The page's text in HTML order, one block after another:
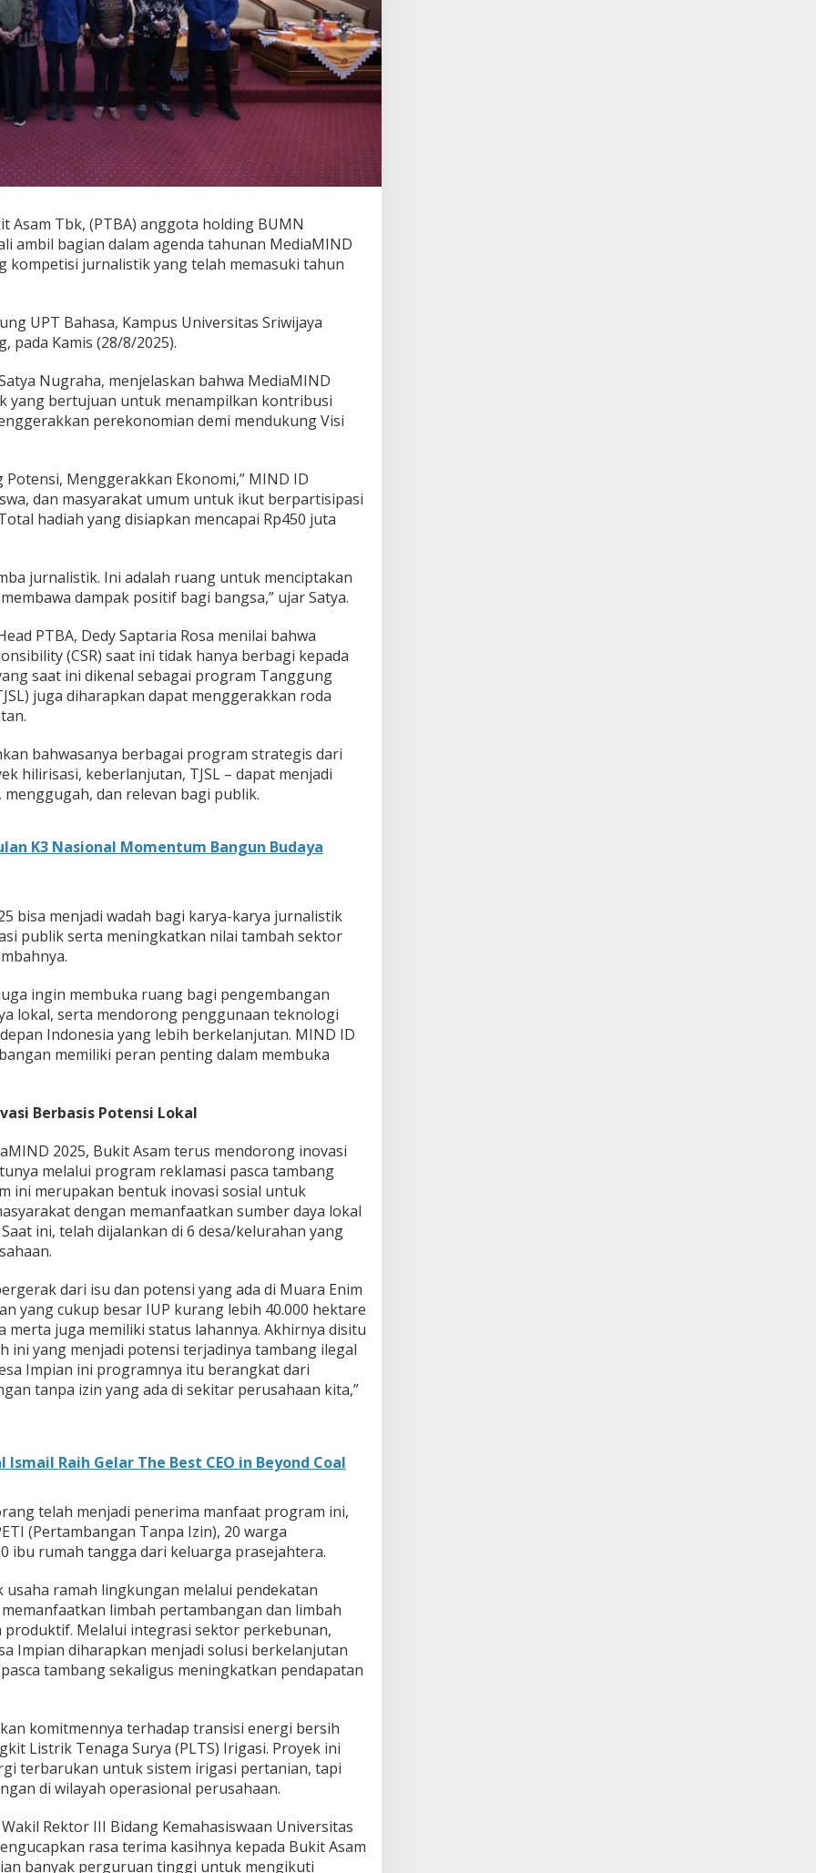
Asam Tbk, (PTBA) anggota holding BUMN
ambil bagian dalam agenda tahunan MediaMIND
kompetisi jurnalistik yang telah memasuki tahun
UPT Bahasa, Kampus Universitas Sriwijaya
pada Kamis (28/8/2025).
Nugraha, menjelaskan bahwa MediaMIND
yang bertujuan untuk menampilkan kontribusi
perekonomian demi mendukung Visi
Menggerakkan Ekonomi,” MIND ID
dan masyarakat umum untuk ikut berpartisipasi
hadiah yang disiapkan mencapai Rp450 juta
jurnalistik. Ini adalah ruang untuk menciptakan
dampak positif bagi bangsa,” ujar Satya.
PTBA, Dedy Saptaria Rosa menilai bahwa
(CSR) saat ini tidak hanya berbagi kepada
saat ini dikenal sebagai program Tanggung
juga diharapkan dapat menggerakkan roda
bahwasanya berbagai program strategis dari
hilirisasi, keberlanjutan, TJSL – dapat menjadi
dan relevan bagi publik.
K3 Nasional Momentum Bangun Budaya
bisa menjadi wadah bagi karya-karya jurnalistik
publik serta meningkatkan nilai tambah sektor
ingin membuka ruang bagi pengembangan
lokal, serta mendorong penggunaan teknologi
Indonesia yang lebih berkelanjutan. MIND ID
memiliki peran penting dalam membuka
Berbasis Potensi Lokal
2025, Bukit Asam terus mendorong inovasi
melalui program reklamasi pasca tambang
ini merupakan bentuk inovasi sosial untuk
dengan memanfaatkan sumber daya lokal
ini, telah dijalankan di 6 desa/kelurahan yang
dari isu dan potensi yang ada di Muara Enim
yang cukup besar IUP kurang lebih 40.000 hektare
merta juga memiliki status lahannya. Akhirnya disitu
ini yang menjadi potensi terjadinya tambang ilegal
Impian ini programnya itu berangkat dari
tanpa izin yang ada di sekitar perusahaan kita,”
Ismail Raih Gelar The Best CEO in Beyond Coal
telah menjadi penerima manfaat program ini,
(Pertambangan Tanpa Izin), 20 warga
ibu rumah tangga dari keluarga prasejahtera.
ramah lingkungan melalui pendekatan
limbah pertambangan dan limbah
produktif. Melalui integrasi sektor perkebunan,
Impian diharapkan menjadi solusi berkelanjutan
tambang sekaligus meningkatkan pendapatan
komitmennya terhadap transisi energi bersih
Listrik Tenaga Surya (PLTS) Irigasi. Proyek ini
terbarukan untuk sistem irigasi pertanian, tapi
di wilayah operasional perusahaan.
Rektor III Bidang Kemahasiswaan Universitas
rasa terima kasihnya kepada Bukit Asam
banyak perguruan tinggi untuk mengikuti